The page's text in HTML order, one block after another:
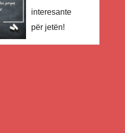
interesante
për jetën!